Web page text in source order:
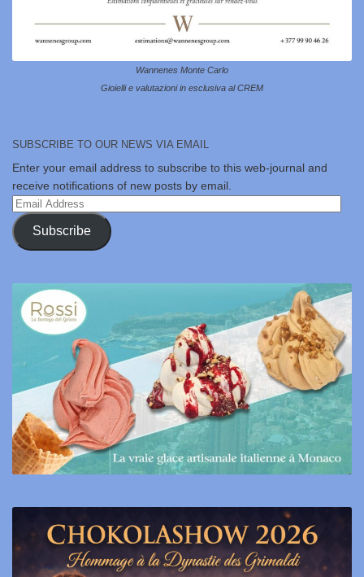
Wannenes Monte Carlo
Gioielli e valutazioni in esclusiva al CREM
SUBSCRIBE TO OUR NEWS VIA EMAIL
Enter your email address to subscribe to this web-journal and
receive notifications of new posts by email.
Email
Address
Subscribe